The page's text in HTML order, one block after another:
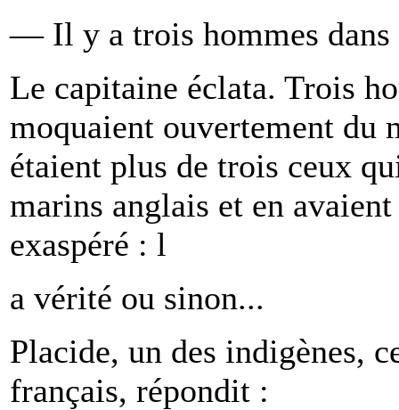
— Il y a trois hommes
Le capitaine éclata. Trois
moquaient ouvertement du
étaient plus de trois ceux
marins anglais et en
exaspéré : l
a vérité ou sinon...
Placide, un des indigènes,
français, répondit :